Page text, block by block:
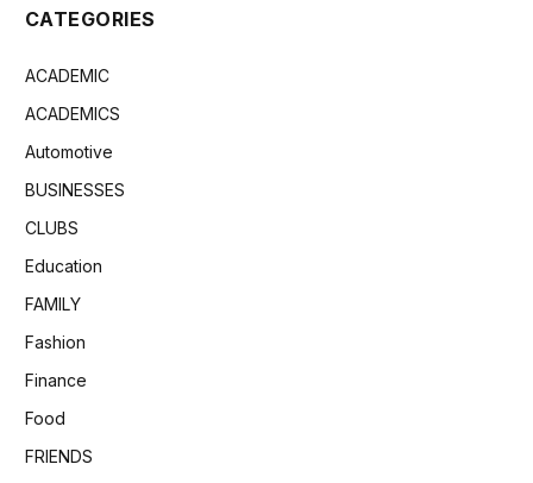
CATEGORIES
ACADEMIC
ACADEMICS
Automotive
BUSINESSES
CLUBS
Education
FAMILY
Fashion
Finance
Food
FRIENDS